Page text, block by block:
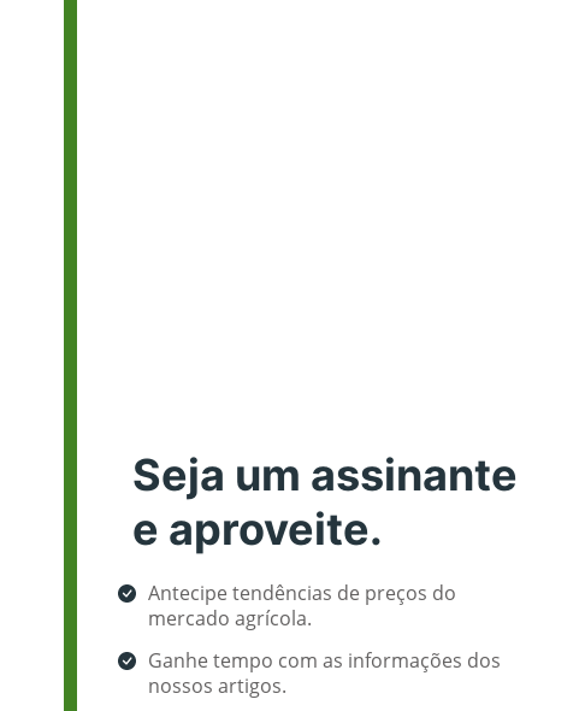
Seja um assinante
e aproveite.
Antecipe tendências de preços do
mercado agrícola.
Ganhe tempo com as informações dos
nossos artigos.